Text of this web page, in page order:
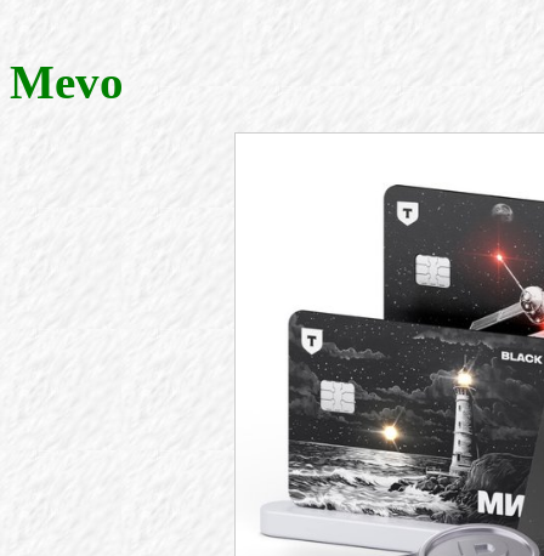
Mevo